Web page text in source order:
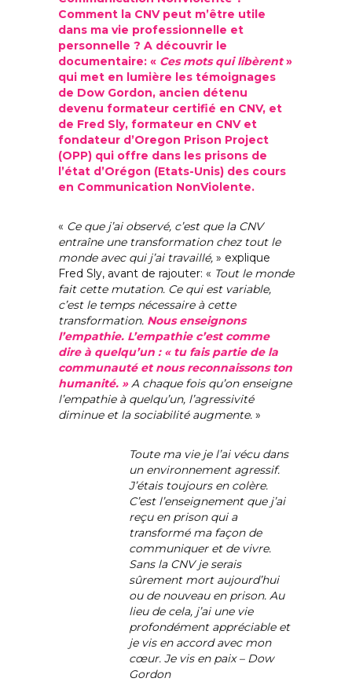
Comment la CNV peut m’être utile
dans ma vie professionnelle et
personnelle ? A découvrir le
documentaire: « Ces mots qui libèrent»
qui met en lumière les témoignages
de Dow Gordon, ancien détenu
devenu formateur certifié en CNV, et
de Fred Sly, formateur en CNV et
fondateur d’Oregon Prison Project
(OPP) qui offre dans les prisons de
l’état d’Orégon (Etats-Unis) des cours
en Communication NonViolente.
« Ce que j’ai observé, c’est que la CNV
entraîne une transformation chez tout le
monde avec qui j’ai travaillé, » explique
Fred Sly, avant de rajouter: « Tout le monde
fait cette mutation. Ce qui est variable,
c’est le temps nécessaire à cette
transformation. Nous enseignons
l’empathie. L’empathie c’est comme
dire à quelqu’un : « tu fais partie de la
communauté et nous reconnaissons ton
humanité. »A chaque fois qu’on enseigne
l’empathie à quelqu’un, l’agressivité
diminue et la sociabilité augmente. »
Toute ma vie je l’ai vécu dans
un environnement agressif.
J’étais toujours en colère.
C’est l’enseignement que j’ai
reçu en prison qui a
transformé ma façon de
communiquer et de vivre.
Sans la CNV je serais
sûrement mort aujourd’hui
ou de nouveau en prison. Au
lieu de cela, j’ai une vie
profondément appréciable et
je vis en accord avec mon
cœur. Je vis en paix – Dow
Gordon